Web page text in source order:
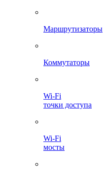
Маршрутизаторы
Коммутаторы
Wi-Fi
точки доступа
Wi-Fi
мосты